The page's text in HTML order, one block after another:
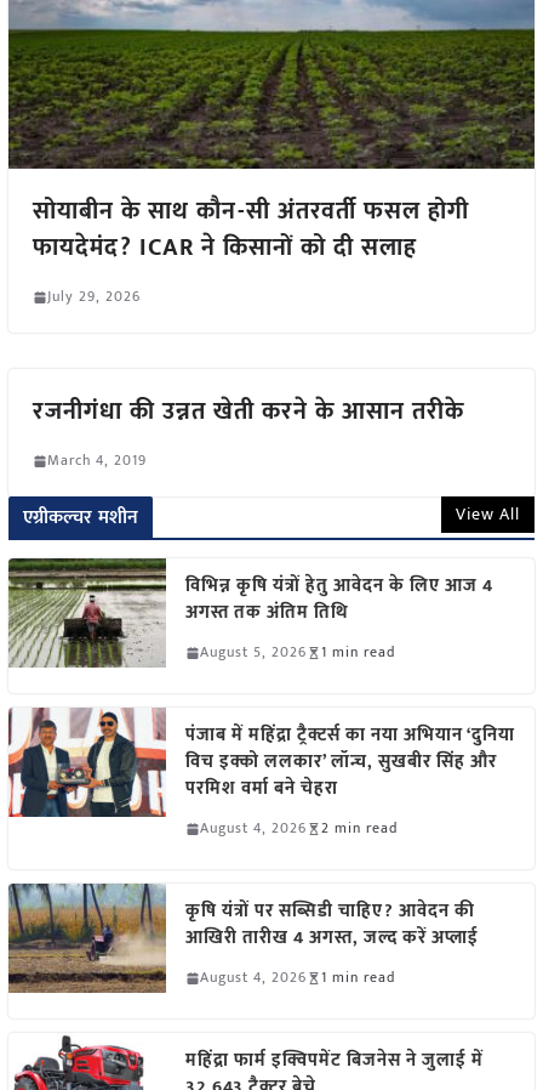
सोयाबीन के साथ कौन-सी अंतरवर्ती फसल होगी
फायदेमंद? ICAR ने किसानों को दी सलाह
July 29, 2026
रजनीगंधा की उन्नत खेती करने के आसान तरीके
March 4, 2019
एग्रीकल्चर मशीन View All
विभिन्न कृषि यंत्रों हेतु आवेदन के लिए आज 4
अगस्त तक अंतिम तिथि
August 5, 2026 1 min read
पंजाब में महिंद्रा ट्रैक्टर्स का नया अभियान ‘दुनिया
विच इक्को ललकार’ लॉन्च, सुखबीर सिंह और
परमिश वर्मा बने चेहरा
August 4, 2026 2 min read
कृषि यंत्रों पर सब्सिडी चाहिए? आवेदन की
आखिरी तारीख 4 अगस्त, जल्द करें अप्लाई
August 4, 2026 1 min read
महिंद्रा फार्म इक्विपमेंट बिजनेस ने जुलाई में